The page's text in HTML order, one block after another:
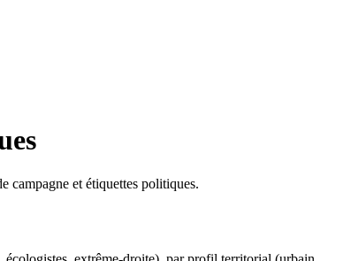
campagne et étiquettes politiques.